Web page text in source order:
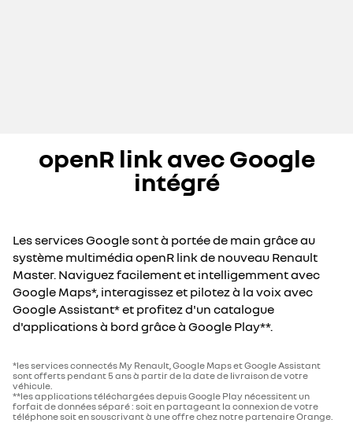
openR link avec Google
intégré
Les services Google sont à portée de main grâce au
système multimédia openR link de nouveau Renault
Master. Naviguez facilement et intelligemment avec
Google Maps*, interagissez et pilotez à la voix avec
Google Assistant* et profitez d'un catalogue
d'applications à bord grâce à Google Play**.
*les services connectés My Renault, Google Maps et Google Assistant
sont offerts pendant 5 ans à partir de la date de livraison de votre
véhicule.
**les applications téléchargées depuis Google Play nécessitent un
forfait de données séparé : soit en partageant la connexion de votre
téléphone soit en souscrivant à une offre chez notre partenaire Orange.